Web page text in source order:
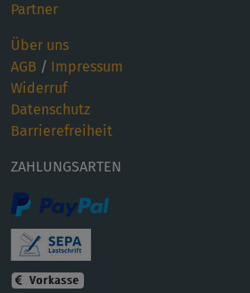
Partner
Über uns
AGB / Impressum
Widerruf
Datenschutz
Barrierefreiheit
ZAHLUNGSARTEN